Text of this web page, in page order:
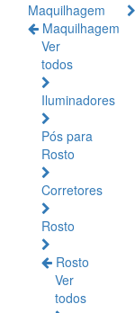
Maquilhagem
Maquilhagem
Ver
todos
Iluminadores
Pós para
Rosto
Corretores
Rosto
Rosto
Ver
todos